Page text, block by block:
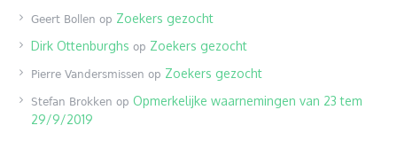
Geert Bollen op Zoekers gezocht
Dirk Ottenburghs op Zoekers gezocht
Pierre Vandersmissen op Zoekers gezocht
Stefan Brokken op Opmerkelijke waarnemingen van 23 tem
29/9/2019